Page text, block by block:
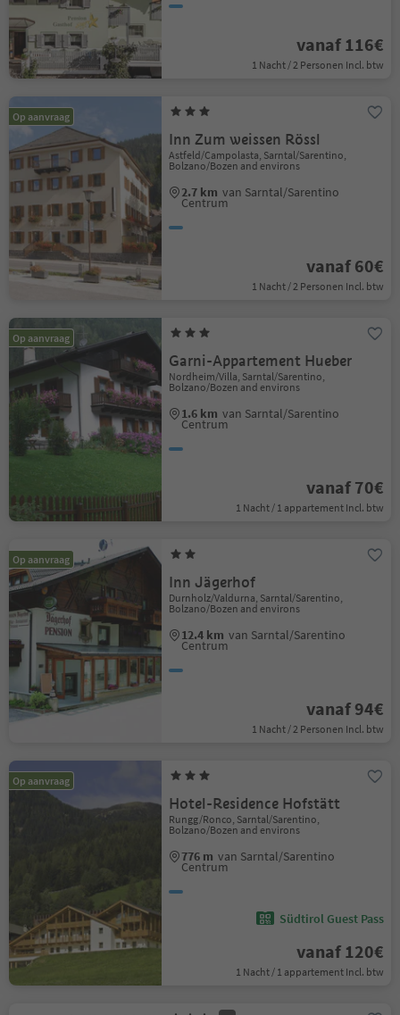
vanaf 116€
1 Nacht / 2 Personen Incl. btw
Op aanvraag
Inn Zum weissen Rössl
Astfeld/Campolasta, Sarntal/Sarentino,
Bolzano/Bozen and environs
2.7 km van Sarntal/Sarentino
Centrum
vanaf 60€
1 Nacht / 2 Personen Incl. btw
Op aanvraag
Garni-Appartement Hueber
Nordheim/Villa, Sarntal/Sarentino,
Bolzano/Bozen and environs
1.6 km van Sarntal/Sarentino
Centrum
vanaf 70€
1 Nacht / 1 appartement Incl. btw
Op aanvraag
Inn Jägerhof
Durnholz/Valdurna, Sarntal/Sarentino,
Bolzano/Bozen and environs
12.4 km van Sarntal/Sarentino
Centrum
vanaf 94€
1 Nacht / 2 Personen Incl. btw
Op aanvraag
Hotel-Residence Hofstätt
Rungg/Ronco, Sarntal/Sarentino,
Bolzano/Bozen and environs
776 m van Sarntal/Sarentino
Centrum
Südtirol Guest Pass
vanaf 120€
1 Nacht / 1 appartement Incl. btw